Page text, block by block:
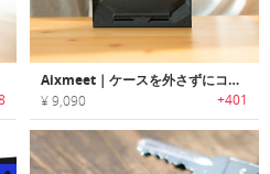
Aixmeet｜ケースを外さずにコントローラーを取外しが可能なNintendo Switch用グリップケース「アキシミート」
¥ 9,090 +401